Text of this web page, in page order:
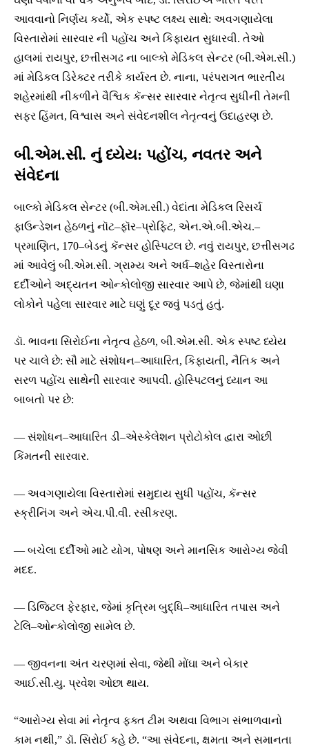
આવવાનો નિર્ણય કર્યો, એક સ્પષ્ટ લક્ષ્ય સાથે: અવગણાયેલા
વિસ્તારોમાં સારવાર ની પહોંચ અને કિફાયત સુધારવી. તેઓ
હાલમાં રાયપુર, છત્તીસગઢ ના બાલ્કો મેડિકલ સેન્ટર (બી.એમ.સી.)
માં મેડિકલ ડિરેક્ટર તરીકે કાર્યરત છે. નાના, પરંપરાગત ભારતીય
શહેરમાંથી નીકળીને વૈશ્વિક કૅન્સર સારવાર નેતૃત્વ સુધીની તેમની
સફર હિંમત, વિશ્વાસ અને સંવેદનશીલ નેતૃત્વનું ઉદાહરણ છે.
બી.એમ.સી. નું ધ્યેય: પહોંચ, નવતર અને
સંવેદના
બાલ્કો મેડિકલ સેન્ટર (બી.એમ.સી.) વેદાંતા મેડિકલ રિસર્ચ
ફાઉન્ડેશન હેઠળનું નૉટ–ફૉર–પ્રોફિટ, એન.એ.બી.એચ.–
પ્રમાણિત, 170–બેડનું કૅન્સર હોસ્પિટલ છે. નવું રાયપુર, છત્તીસગઢ
માં આવેલું બી.એમ.સી. ગ્રામ્ય અને અર્ધ–શહેર વિસ્તારોના
દર્દીઓને અદ્યતન ઓન્કોલોજી સારવાર આપે છે, જેમાંથી ઘણા
લોકોને પહેલા સારવાર માટે ઘણું દૂર જવું પડતું હતું.
ડૉ. ભાવના સિરોઈના નેતૃત્વ હેઠળ, બી.એમ.સી. એક સ્પષ્ટ ધ્યેય
પર ચાલે છે: સૌ માટે સંશોધન–આધારિત, કિફાયતી, નૈતિક અને
સરળ પહોંચ સાથેની સારવાર આપવી. હોસ્પિટલનું ધ્યાન આ
બાબતો પર છે:
— સંશોધન–આધારિત ડી–એસ્કેલેશન પ્રોટોકોલ દ્વારા ઓછી
કિંમતની સારવાર.
— અવગણાયેલા વિસ્તારોમાં સમુદાય સુધી પહોંચ, કૅન્સર
સ્ક્રીનિંગ અને એચ.પી.વી. રસીકરણ.
— બચેલા દર્દીઓ માટે યોગ, પોષણ અને માનસિક આરોગ્ય જેવી
મદદ.
— ડિજિટલ ફેરફાર, જેમાં કૃત્રિમ બુદ્ધિ–આધારિત તપાસ અને
ટેલિ–ઓન્કોલોજી સામેલ છે.
— જીવનના અંત ચરણમાં સેવા, જેથી મોંઘા અને બેકાર
આઈ.સી.યુ. પ્રવેશ ઓછા થાય.
“આરોગ્ય સેવા માં નેતૃત્વ ફક્ત ટીમ અથવા વિભાગ સંભાળવાનો
કામ નથી,” ડૉ. સિરોઈ કહે છે. “આ સંવેદના, ક્ષમતા અને સમાનતા